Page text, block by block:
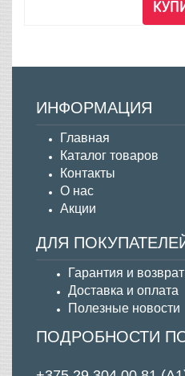
ИНФОРМАЦИЯ
Главная
Каталог товаров
Контакты
О нас
Акции
ДЛЯ
Гарантия и возврат
Доставка и оплата
Полезные новости
ПОДРОБНОСТИ